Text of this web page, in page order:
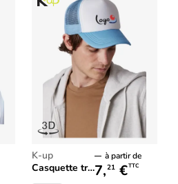
K-up
Casquette trucker - 5 Panneaux
à partir de
7,21 €TTC